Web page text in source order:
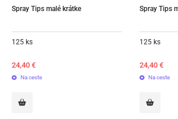
Spray Tips malé krátke
125 ks
24,40 €
Na ceste
Spray Tips
125 ks
24,40 €
Na ceste